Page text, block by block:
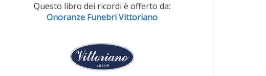
Questo libro dei ricordi è offerto da:
Onoranze Funebri Vittoriano